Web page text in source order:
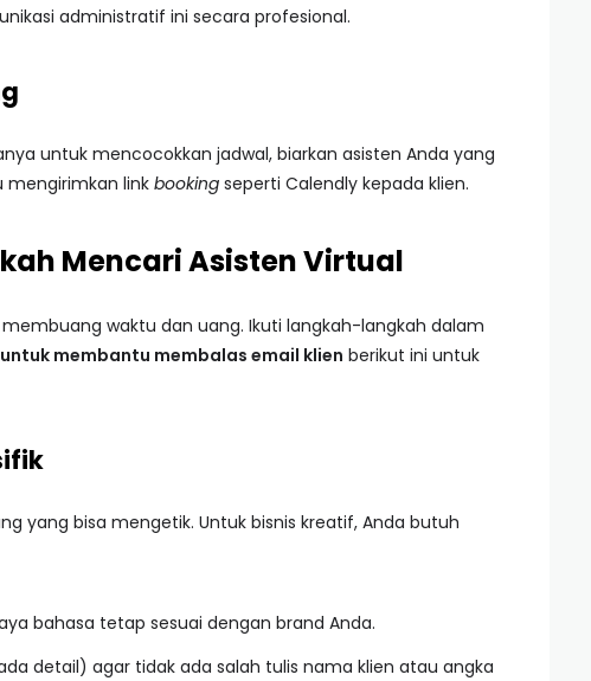
administratif ini secara profesional.
untuk mencocokkan jadwal, biarkan asisten Anda yang
mengirimkan link booking seperti Calendly kepada klien.
Mencari Asisten Virtual
waktu dan uang. Ikuti langkah-langkah dalam
membantu membalas email klien berikut ini untuk
yang bisa mengetik. Untuk bisnis kreatif, Anda butuh
bahasa tetap sesuai dengan brand Anda.
detail) agar tidak ada salah tulis nama klien atau angka